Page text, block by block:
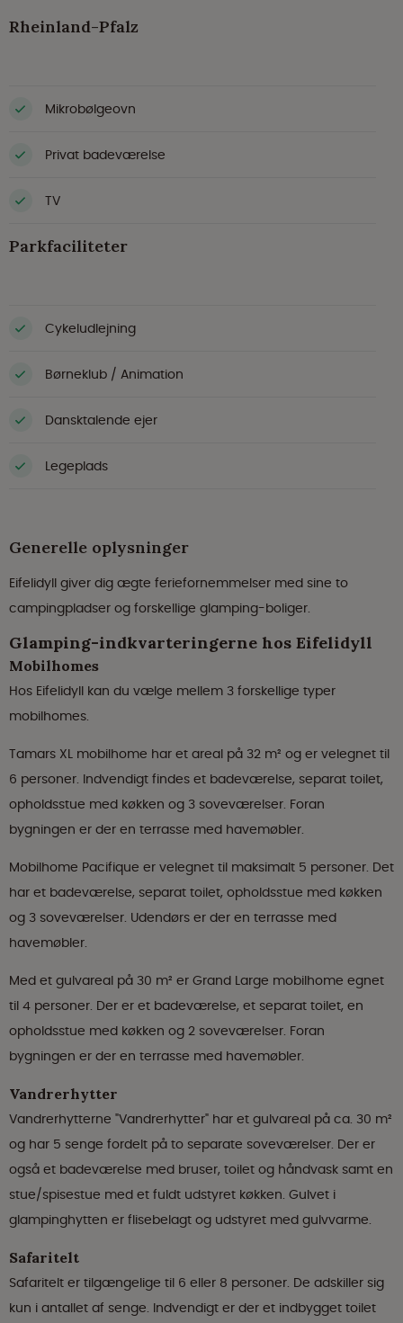
Rheinland-Pfalz
Mikrobølgeovn
Privat badeværelse
TV
Parkfaciliteter
Cykeludlejning
Børneklub / Animation
Dansktalende ejer
Legeplads
Generelle oplysninger
Eifelidyll giver dig ægte feriefornemmelser med sine to
campingpladser og forskellige glamping-boliger.
Glamping-indkvarteringerne hos Eifelidyll
Mobilhomes
Hos Eifelidyll kan du vælge mellem 3 forskellige typer
mobilhomes.
Tamars XL mobilhome har et areal på 32 m² og er velegnet til
6 personer. Indvendigt findes et badeværelse, separat toilet,
opholdsstue med køkken og 3 soveværelser. Foran
bygningen er der en terrasse med havemøbler.
Mobilhome Pacifique er velegnet til maksimalt 5 personer. Det
har et badeværelse, separat toilet, opholdsstue med køkken
og 3 soveværelser. Udendørs er der en terrasse med
havemøbler.
Med et gulvareal på 30 m² er Grand Large mobilhome egnet
til 4 personer. Der er et badeværelse, et separat toilet, en
opholdsstue med køkken og 2 soveværelser. Foran
bygningen er der en terrasse med havemøbler.
Vandrerhytter
Vandrerhytterne "Vandrerhytter" har et gulvareal på ca. 30 m²
og har 5 senge fordelt på to separate soveværelser. Der er
også et badeværelse med bruser, toilet og håndvask samt en
stue/spisestue med et fuldt udstyret køkken. Gulvet i
glampinghytten er flisebelagt og udstyret med gulvvarme.
Safaritelt
Safaritelt er tilgængelige til 6 eller 8 personer. De adskiller sig
kun i antallet af senge. Indvendigt er der et indbygget toilet